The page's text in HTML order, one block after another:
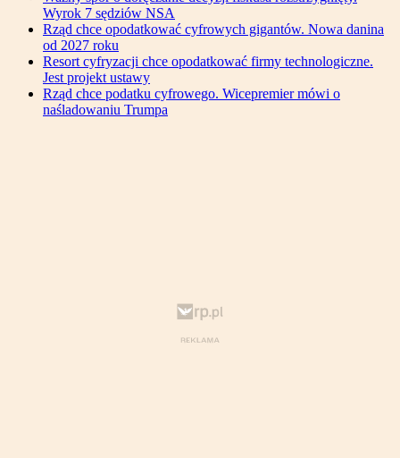
Wyrok 7 sędziów NSA
Rząd chce opodatkować cyfrowych gigantów. Nowa danina
od 2027 roku
Resort cyfryzacji chce opodatkować firmy technologiczne.
Jest projekt ustawy
Rząd chce podatku cyfrowego. Wicepremier mówi o
naśladowaniu Trumpa